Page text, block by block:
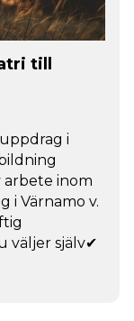
till
i
arbete inom
i Värnamo v.
väljer själv✔